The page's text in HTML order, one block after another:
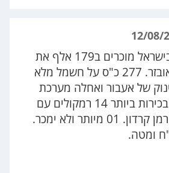
מי ירכוש את זה שבישראל מוכרים ב179 אלף את
לינק אן קו 02 המאובזר. 277 כ"ס על חשמל מלא
קמ. פינוק של אעבור ואחלה מערכת
סאונד כמו בוולוו הבכירות ביותר 14 רמקולים עם
סאב ומגבר חסק הרמן קרדון. 01 מיותר ולא ימכר.